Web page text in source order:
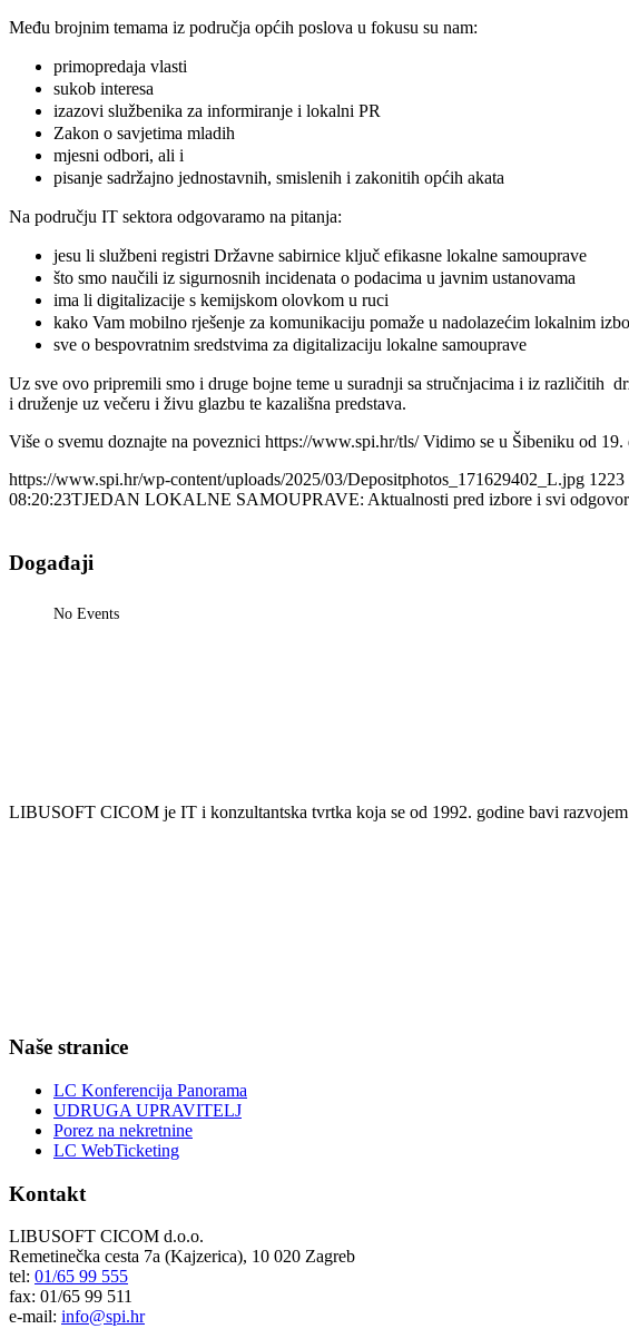
Među brojnim temama iz područja općih poslova u fokusu su nam:
primopredaja vlasti
sukob interesa
izazovi službenika za informiranje i lokalni PR
Zakon o savjetima mladih
mjesni odbori, ali i
pisanje sadržajno jednostavnih, smislenih i zakonitih općih akata
Na području IT sektora odgovaramo na pitanja:
jesu li službeni registri Državne sabirnice ključ efikasne lokalne samouprave
što smo naučili iz sigurnosnih incidenata o podacima u javnim ustanovama
ima li digitalizacije s kemijskom olovkom u ruci
kako Vam mobilno rješenje za komunikaciju pomaže u nadolazećim lokalnim
sve o bespovratnim sredstvima za digitalizaciju lokalne samouprave
Uz sve ovo pripremili smo i druge bojne teme u suradnji sa stručnjacima i iz različitih
i druženje uz večeru i živu glazbu te kazališna predstava.
Više o svemu doznajte na poveznici https://www.spi.hr/tls/ Vidimo se u Šibeniku od 19.
https://www.spi.hr/wp-content/uploads/2025/03/Depositphotos_171629402_L.jpg 1223
08:20:23TJEDAN LOKALNE SAMOUPRAVE: Aktualnosti pred izbore i svi
Događaji
No Events
LIBUSOFT CICOM je IT i konzultantska tvrtka koja se od 1992. godine bavi
Naše stranice
LC Konferencija Panorama
UDRUGA UPRAVITELJ
Porez na nekretnine
LC WebTicketing
Kontakt
LIBUSOFT CICOM d.o.o.
Remetinečka cesta 7a (Kajzerica), 10 020 Zagreb
tel: 01/65 99 555
fax: 01/65 99 511
e-mail: info@spi.hr